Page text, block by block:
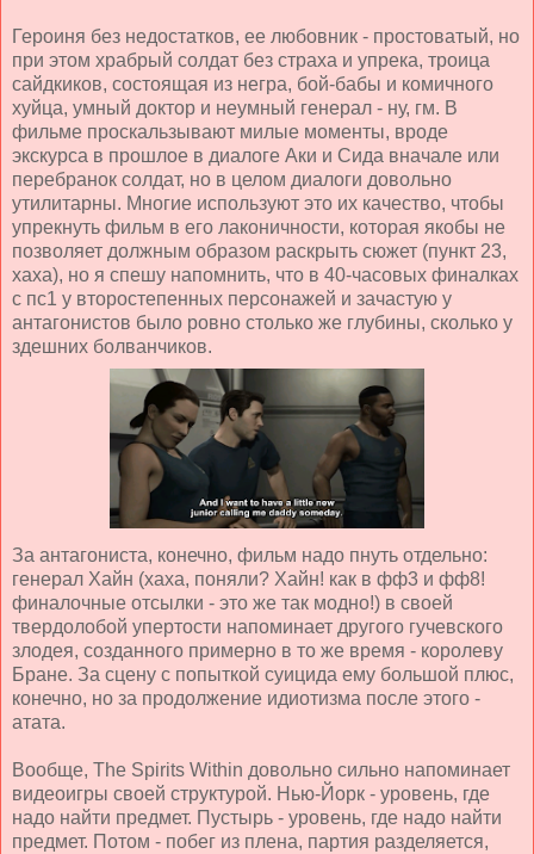
Героиня без недостатков, ее любовник - простоватый, но
при этом храбрый солдат без страха и упрека, троица
сайдкиков, состоящая из негра, бой-бабы и комичного
хуйца, умный доктор и неумный генерал - ну, гм. В
фильме проскальзывают милые моменты, вроде
экскурса в прошлое в диалоге Аки и Сида вначале или
перебранок солдат, но в целом диалоги довольно
утилитарны. Многие используют это их качество, чтобы
упрекнуть фильм в его лаконичности, которая якобы не
позволяет должным образом раскрыть сюжет (пункт 23,
хаха), но я спешу напомнить, что в 40-часовых финалках
с пс1 у второстепенных персонажей и зачастую у
антагонистов было ровно столько же глубины, сколько у
здешних болванчиков.
За антагониста, конечно, фильм надо пнуть отдельно:
генерал Хайн (хаха, поняли? Хайн! как в фф3 и фф8!
финалочные отсылки - это же так модно!) в своей
твердолобой упертости напоминает другого гучевского
злодея, созданного примерно в то же время - королеву
Бране. За сцену с попыткой суицида ему большой плюс,
конечно, но за продолжение идиотизма после этого -
атата.
Вообще, The Spirits Within довольно сильно напоминает
видеоигры своей структурой. Нью-Йорк - уровень, где
надо найти предмет. Пустырь - уровень, где надо найти
предмет. Потом - побег из плена, партия разделяется,